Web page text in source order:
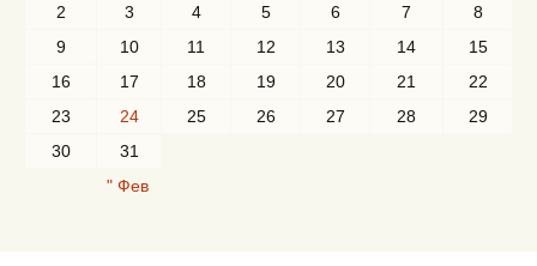
" Фев
2
3 4 5 6 7
8
9
10 11 12 13 14
15
16
17 18 19 20 21
22
23
24 25 26 27 28
29
30
31